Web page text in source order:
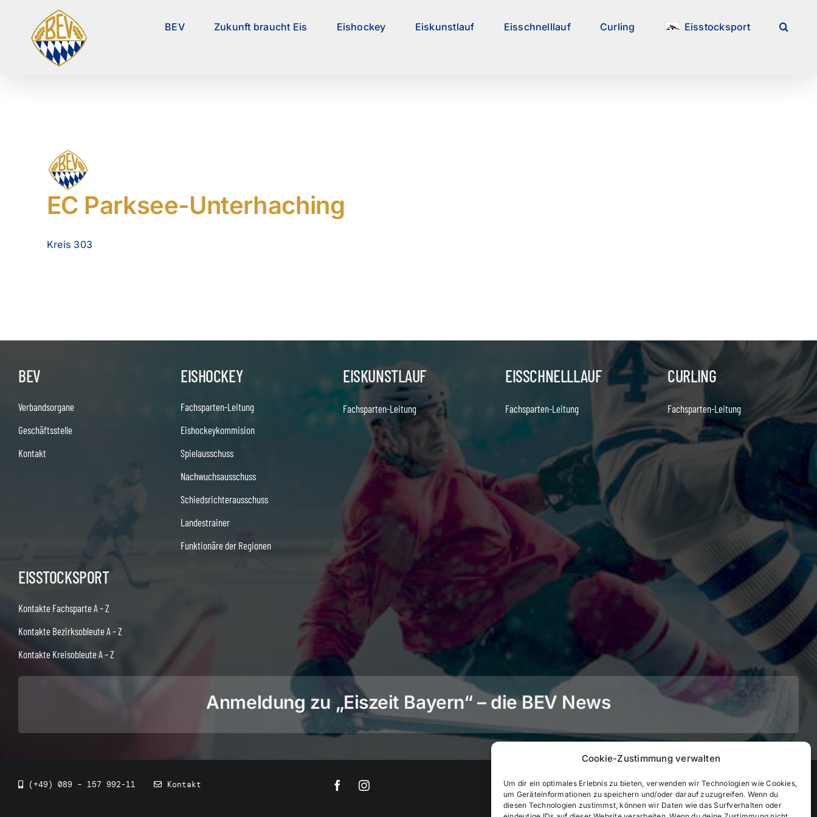
Cookie-Zustimmung verwalten
Um dir ein optimales Erlebnis zu bieten, verwenden wir Technologien wie Cookies,
um Geräteinformationen zu speichern und/oder darauf zuzugreifen. Wenn du
diesen Technologien zustimmst, können wir Daten wie das Surfverhalten oder
springen
BEV Zukunft braucht Eis Eishockey Eiskunstlauf Eisschnelllauf Curling Eisstocksport
EC Parksee-Unterhaching
Kreis 303
BEV
Verbandsorgane
Geschäftsstelle
Kontakt
EISHOCKEY
Fachsparten-Leitung
Eishockeykommision
Spielausschuss
Nachwuchsausschuss
Schiedsrichterausschuss
Landestrainer
Funktionäre der Regionen
EISKUNSTLAUF
Fachsparten-Leitung
EISSCHNELLLAUF
Fachsparten-Leitung
CURLING
Fachsparten-Leitung
EISSTOCKSPORT
Kontakte Fachsparte A – Z
Kontakte Bezirksobleute A – Z
Kontakte Kreisobleute A – Z
Anmeldung zu „Eiszeit Bayern“ – die BEV News
(+49) 089 – 157 992-11 Kontakt © 2026 • BEV Bayerischer Eissportverband